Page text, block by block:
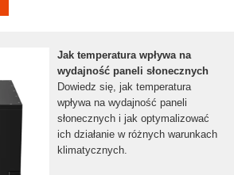
Jak temperatura wpływa na
wydajność paneli słonecznych
Dowiedz się, jak temperatura
wpływa na wydajność paneli
słonecznych i jak optymalizować
ich działanie w różnych warunkach
klimatycznych.